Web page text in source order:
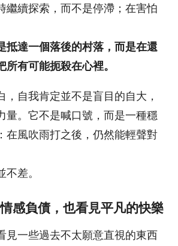
繼續探索，而不是停滯；在害怕
抵達一個落後的村落，而是在還
有可能扼殺在心裡。
，自我肯定並不是盲目的自大，
量。它不是喊口號，而是一種穩
在風吹雨打之後，仍然能輕聲對
差。
感負債，也看見平凡的快樂
見一些過去不太願意直視的東西